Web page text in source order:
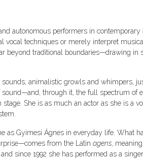
autonomous performers in contemporary
vocal techniques or merely interpret
beyond traditional boundaries—drawing in
animalistic growls and whimpers,
through it, the full spectrum of
She is as much an actor as she is a
as Gyimesi Ágnes in everyday life. What
from the Latin agens,
since 1992 she has performed as a